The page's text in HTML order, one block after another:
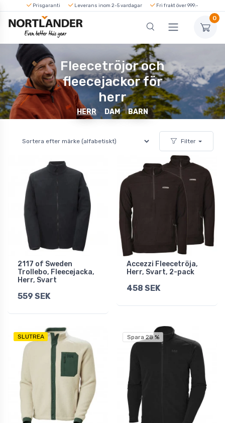
Prisgaranti Leverans inom 2-5 vardagar Fri frakt över 999:-
0
Fleecetröjor och
fleecejackor för
herr
HERR DAM BARN
Filter
2117 of Sweden
Trollebo, Fleecejacka,
Herr, Svart
559 SEK
Accezzi Fleecetröja,
Herr, Svart, 2-pack
458 SEK
SLUTREA Spara 28 %